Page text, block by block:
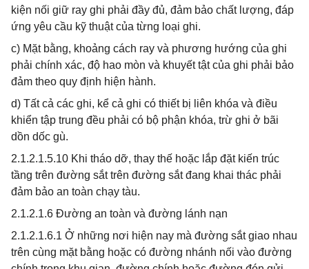
kiện nối giữ ray ghi phải đầy đủ, đảm bảo chất lượng, đáp
ứng yêu cầu kỹ thuật của từng loại ghi.
c) Mặt bằng, khoảng cách ray và phương hướng của ghi
phải chính xác, độ hao mòn và khuyết tật của ghi phải bảo
đảm theo quy định hiện hành.
d) Tất cả các ghi, kể cả ghi có thiết bị liên khóa và điều
khiển tập trung đều phải có bộ phận khóa, trừ ghi ở bãi
dồn dốc gù.
2.1.2.1.5.10 Khi tháo dỡ, thay thế hoặc lắp đặt kiến trúc
tầng trên đường sắt trên đường sắt đang khai thác phải
đảm bảo an toàn chạy tàu.
2.1.2.1.6 Đường an toàn và đường lánh nạn
2.1.2.1.6.1 Ở những nơi hiện nay mà đường sắt giao nhau
trên cùng mặt bằng hoặc có đường nhánh nối vào đường